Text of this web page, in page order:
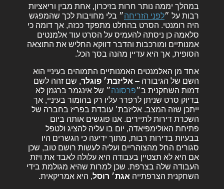
במהלך יממה נותר חרות בזיכרון, אחת מבין וריאציות
רבות על ״לפני הזריחה״ בלי מחויבות לכך שהמפגש
היה רומנטי. הסרט בהחלט מתפקד ככזה, אך דומה כי
סלאמה כן ניסתה להעמיס על הסרט עוד אלמנטים
אמנותיים ומורכבות והדבר דווקא החליש את התוצאה
הסופית, אך היא עדיין מהנה בסך הכל.
אחד מן האלמנטים האמנותיים התמוהים בעיניי הוא
השם של הגיבורה – אליזבת׳ פוגלר, שם זהה לשם
דמות השחקנית ב״פרסונה״ של אינגמר ברגמן לא
בדיוק סרט שניתן לרפרר עליו רק בהומור בעיניי, אך
ייתכן שזה המצב. אליזבת׳ עובדת בפריז בחברה של
השכרת דירות לתיירים. אנו פוגשים אותה ביום
פתיחת האולימפיאדה, יום בו עליה להציג ולטפל
בבעיות בדירות רבות, מתוך ידיעה כי הגשרים היו
סגורים החל מהצוהריים ועליה לעשות רושם טוב, שכן
אם היא לא תצטיין בעבודה היא עלולה לאבד את ויזת
העבודה שלה בצרפת. שכן למרות שהיא מגולמת בידי
השחקנית הצרפתייה אגת׳ רוסל, היא אמריקאית.